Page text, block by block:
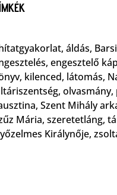
, áldás,
, engesztelő
, kilenced, látomás,
, olvasmány,
, Szent Mihály
Mária, szeretetláng,
Királynője,